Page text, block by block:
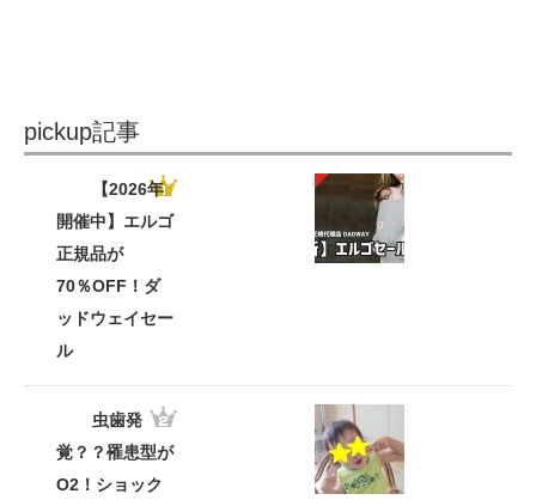
pickup記事
【2026年
開催中】エルゴ
正規品が
70％OFF！ダ
ッドウェイセー
ル
虫歯発
覚？？罹患型が
O2！ショック